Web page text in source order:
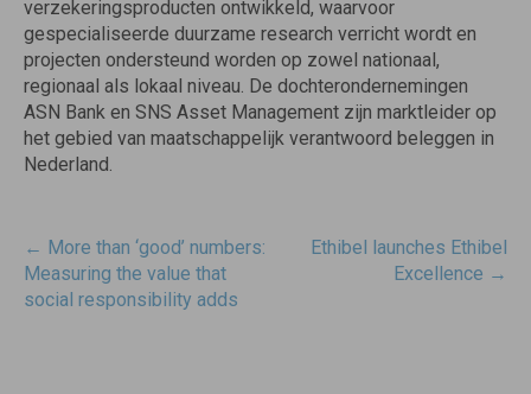
verzekeringsproducten ontwikkeld, waarvoor
gespecialiseerde duurzame research verricht wordt en
projecten ondersteund worden op zowel nationaal,
regionaal als lokaal niveau. De dochterondernemingen
ASN Bank en SNS Asset Management zijn marktleider op
het gebied van maatschappelijk verantwoord beleggen in
Nederland.
Post
navigatie
← More than ‘good’ numbers:
Measuring the value that
social responsibility adds
Ethibel launches Ethibel
Excellence →